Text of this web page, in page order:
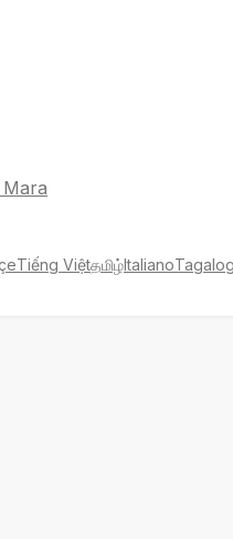
Tiếng Việtதமிழ்ItalianoTagalog